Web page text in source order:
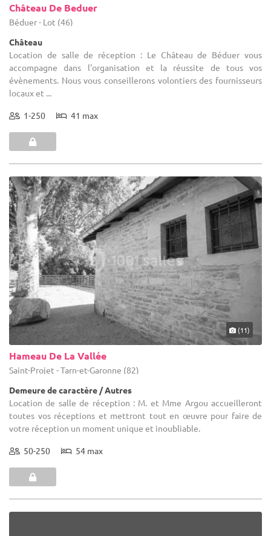
Château De Beduer
Béduer - Lot (46)
Château
Location de salle de réception : Le Château de Béduer vous
accompagne dans l'organisation et la réussite de tous vos
évènements. Nous vous conseillerons volontiers des fournisseurs
locaux et ...
1-250 41 max
(11)
Hameau De La Vallée
Saint-Projet - Tarn-et-Garonne (82)
Demeure de caractère / Autres
Location de salle de réception : M. et Mme Argou accueilleront
toutes vos réceptions et mettront tout en œuvre pour faire de
votre réception un moment unique et inoubliable.
50-250 54 max